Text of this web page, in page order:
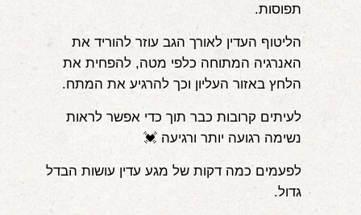
תפוסות.
הליטוף העדין לאורך הגב עוזר להוריד את
האנרגיה המתוחה כלפי מטה, להפחית את
הלחץ באזור העליון וכך להרגיע את המתח.
לעיתים קרובות כבר תוך כדי אפשר לראות
נשימה רגועה יותר ורגיעה 💓
לפעמים כמה דקות של מגע עדין עושות הבדל
גדול.